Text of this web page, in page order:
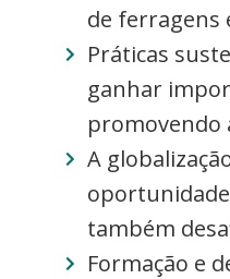
de ferragens
Práticas
ganhar
promovendo
A
também
Formação e